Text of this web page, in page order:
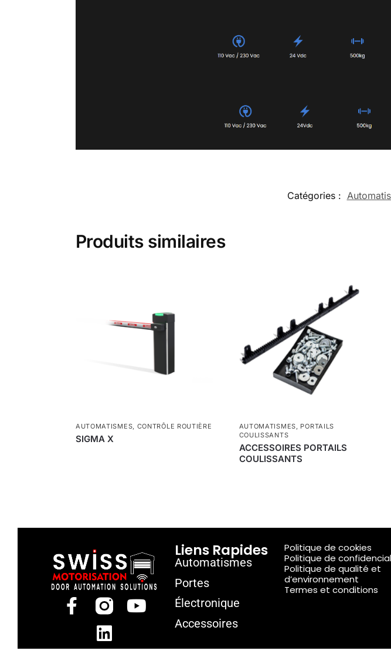
Catégories :
Produits similaires
AUTOMATISMES CONTRÔLE ROUTIÈRE
SIGMA X
AUTOMATISMES
PORTAILS
COULISSANTS
ACCESSOIRES PORTAILS
COULISSANTS
Liens Rapides
Automatismes
Portes
Électronique
Accessoires
Politique de cookies
Politique de
Politique de qualité et
d’environnement
Termes et conditions